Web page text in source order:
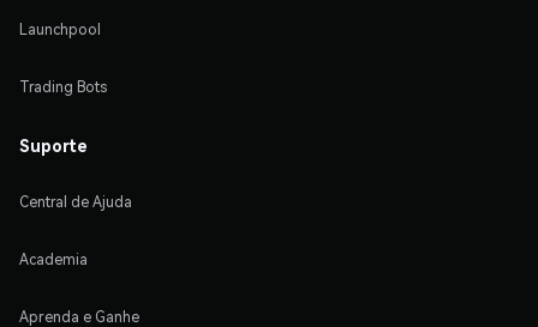
Launchpool
Trading Bots
Suporte
Central de Ajuda
Academia
Aprenda e Ganhe